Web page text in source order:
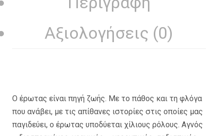
Αξιολογήσεις (0)
Ο έρωτας είναι πηγή ζωής. Με το πάθος και τη φλόγα
που ανάβει, με τις απίθανες ιστορίες στις οποίες μας
παγιδεύει, ο έρωτας υποδύεται χίλιους ρόλους. Αγνός